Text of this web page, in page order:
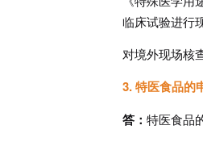
临床试验进行
对境外现场核
3. 特医食品的
答： 特医食品